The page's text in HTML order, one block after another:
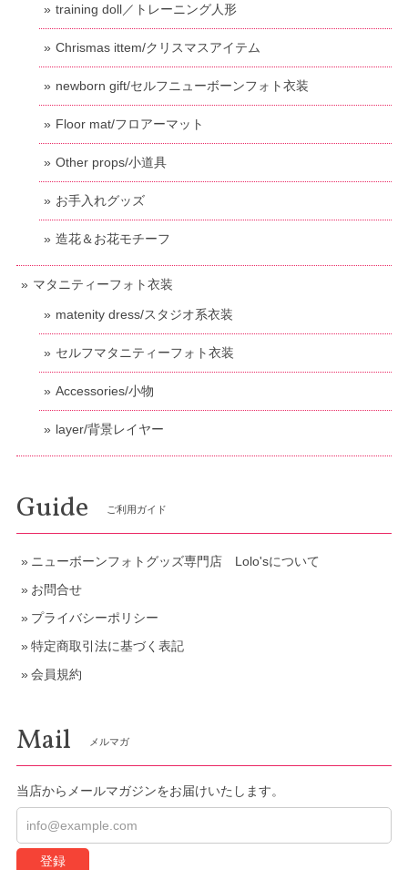
training doll／トレーニング人形
Chrismas ittem/クリスマスアイテム
newborn gift/セルフニューボーンフォト衣装
Floor mat/フロアーマット
Other props/小道具
お手入れグッズ
造花＆お花モチーフ
マタニティーフォト衣装
matenity dress/スタジオ系衣装
セルフマタニティーフォト衣装
Accessories/小物
layer/背景レイヤー
Guide ご利用ガイド
ニューボーンフォトグッズ専門店 Lolo'sについて
お問合せ
プライバシーポリシー
特定商取引法に基づく表記
会員規約
Mail メルマガ
当店からメールマガジンをお届けいたします。
登録